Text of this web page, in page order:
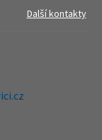
Další kontakty